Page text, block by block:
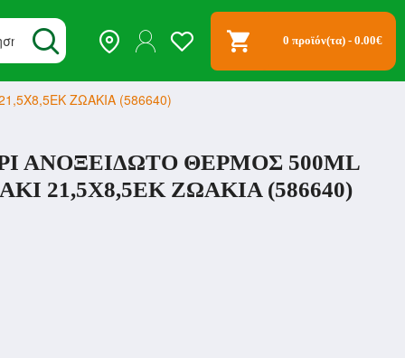
0 προϊόν(τα) - 0.00€
ΖΩΑΚΙΑ (586640)
ΑΝΟΞΕΙΔΩΤΟ ΘΕΡΜΟΣ 500ML
21,5Χ8,5ΕΚ ΖΩΑΚΙΑ (586640)